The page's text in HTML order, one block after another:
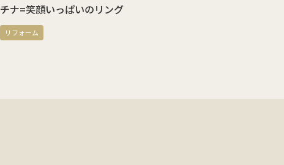
チナ=笑顔いっぱいのリング
リフォーム